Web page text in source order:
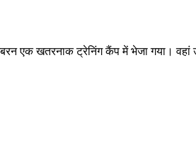
एक खतरनाक ट्रेनिंग कैंप में भेजा गया।